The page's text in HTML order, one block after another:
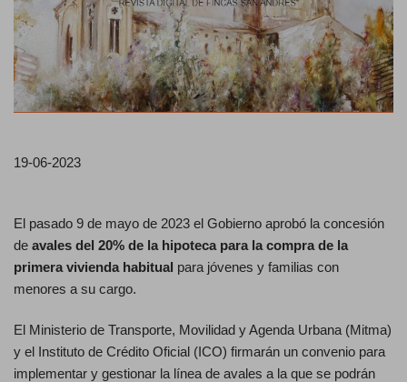
19-06-2023
El pasado 9 de mayo de 2023 el Gobierno aprobó la concesión
de avales del 20% de la hipoteca para la compra de la
primera vivienda habitual para jóvenes y familias con
menores a su cargo.
El Ministerio de Transporte, Movilidad y Agenda Urbana (Mitma)
y el Instituto de Crédito Oficial (ICO) firmarán un convenio para
implementar y gestionar la línea de avales a la que se podrán